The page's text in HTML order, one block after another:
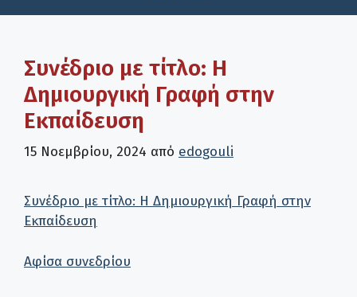
Συνέδριο με τίτλο: Η
Δημιουργική Γραφή στην
Εκπαίδευση
15 Νοεμβρίου, 2024 από edogouli
Συνέδριο με τίτλο: Η Δημιουργική Γραφή στην
Εκπαίδευση
Αφίσα συνεδρίου